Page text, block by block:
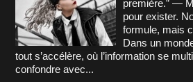
première.” —
pour exister.
formule, mais
Dans un
tout s’accélère, où l’information se
confondre avec...